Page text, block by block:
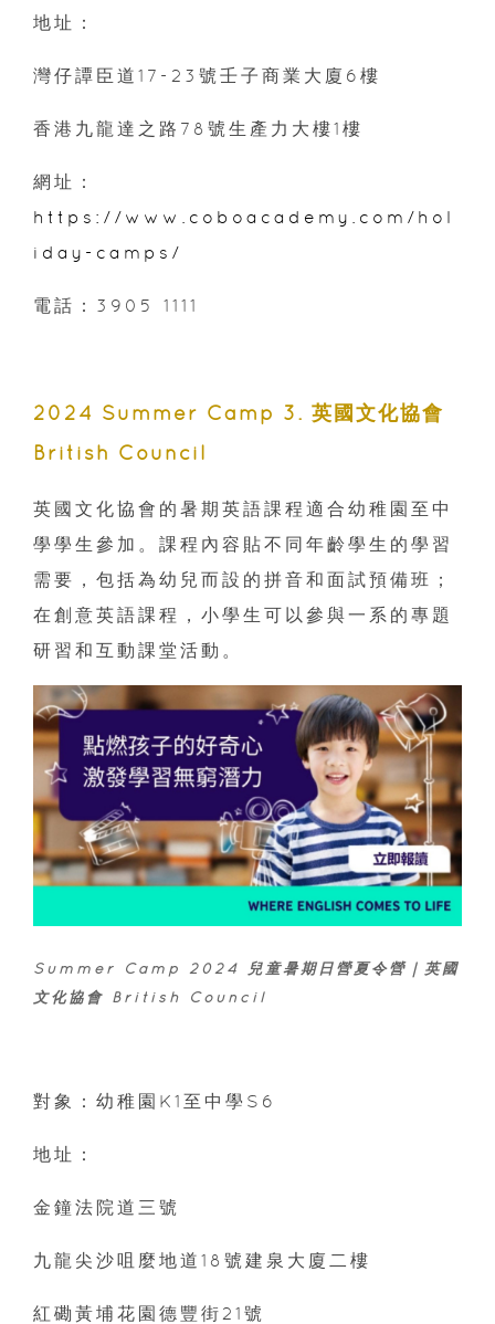
地址：
灣仔譚臣道17-23號壬子商業大廈6樓
香港九龍達之路78號生產力大樓1樓
網址：
https://www.coboacademy.com/hol
iday-camps/
電話：3905 1111
2024 Summer Camp 3. 英國文化協會
British Council
英國文化協會的暑期英語課程適合幼稚園至中
學學生參加。課程內容貼不同年齡學生的學習
需要，包括為幼兒而設的拼音和面試預備班；
在創意英語課程，小學生可以參與一系的專題
研習和互動課堂活動。
Summer Camp 2024 兒童暑期日營夏令營｜英國
文化協會 British Council
對象：幼稚園K1至中學S6
地址：
金鐘法院道三號
九龍尖沙咀麼地道18號建泉大廈二樓
紅磡黃埔花園德豐街21號